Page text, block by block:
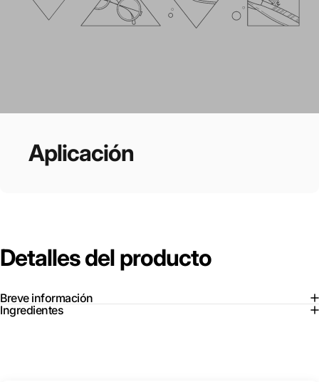
Aplicación
Detallesdel producto
Breve información
Ingredientes